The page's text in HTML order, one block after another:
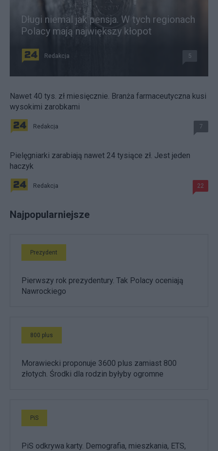
Długi niemal jak pensja. W tych regionach
Polacy mają największy kłopot
Redakcja 5
Nawet 40 tys. zł miesięcznie. Branża farmaceutyczna kusi
wysokimi zarobkami
Redakcja 7
Pielęgniarki zarabiają nawet 24 tysiące zł. Jest jeden
haczyk
Redakcja 22
Najpopularniejsze
Prezydent
Pierwszy rok prezydentury. Tak Polacy oceniają
Nawrockiego
800 plus
Morawiecki proponuje 3600 plus zamiast 800
złotych. Środki dla rodzin byłyby ogromne
PiS
PiS odkrywa karty. Demografia, mieszkania, ETS,